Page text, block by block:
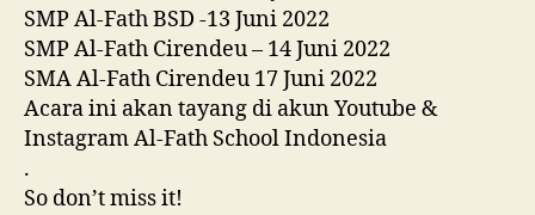
SMP Al-Fath BSD -13 Juni 2022
SMP Al-Fath Cirendeu – 14 Juni 2022
SMA Al-Fath Cirendeu 17 Juni 2022
Acara ini akan tayang di akun Youtube &
Instagram Al-Fath School Indonesia
.
So don’t miss it!